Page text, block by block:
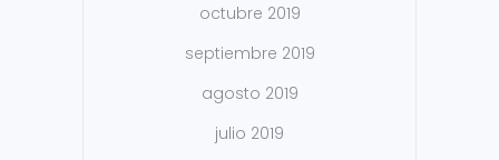
octubre 2019
septiembre 2019
agosto 2019
julio 2019